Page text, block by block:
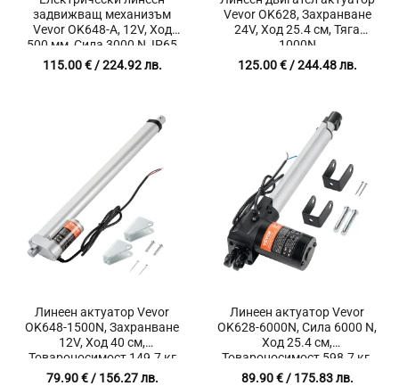
задвижващ механизъм
Vevor OK648-A, 12V, Ход
500 мм, Сила 3000 N, IP65
защита
115.00€/ 224.92 лв.
Vevor OK628, Захранване
24V, Ход 25.4 см, Тяга
1000N
125.00€/ 244.48 лв.
Линеен актуатор Vevor
OK648-1500N, Захранване
12V, Ход 40 см,
Товароносимост 149.7 кг
79.90€/ 156.27 лв.
Линеен актуатор Vevor
OK628-6000N, Сила 6000 N,
Ход 25.4 см,
Товароносимост 598.7 кг,
IP44
89.90€/ 175.83 лв.